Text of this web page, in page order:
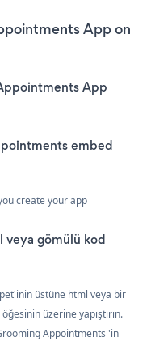
App on
App
embed
create your app
veya gömülü kod
üstüne html veya bir
üzerine yapıştırın.
Appointments 'in